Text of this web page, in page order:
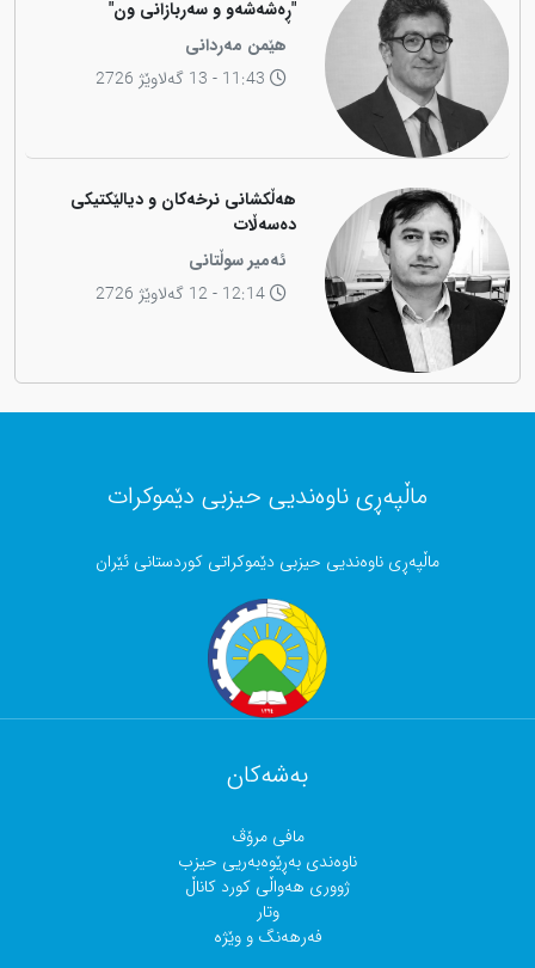
"ڕەشەشەو و سەربازانی ون"
هێمن مەردانی
هەڵکشانی نرخەکان و دیالێکتیکی
دەسەڵات
ئەمیر سوڵتانی
12:14 - 12 گەلاوێژ 2726
ماڵپەڕی ناوەندیی حیزبی دێموکرات
ماڵپەڕی ناوەندیی حیزبی دێموکراتی کوردستانی ئێران
بەشەکان
مافی مرۆڤ
ناوەندی بەڕێوەبەریی حیزب
ژووری هەواڵی کورد کاناڵ
وتار
فەرهەنگ و وێژە